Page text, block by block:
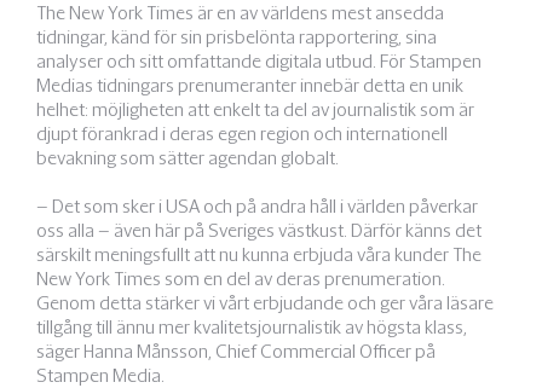
The New York Times är en av världens mest ansedda
tidningar, känd för sin prisbelönta rapportering, sina
analyser och sitt omfattande digitala utbud. För Stampen
Medias tidningars prenumeranter innebär detta en unik
helhet: möjligheten att enkelt ta del av journalistik som är
djupt förankrad i deras egen region och internationell
bevakning som sätter agendan globalt.
– Det som sker i USA och på andra håll i världen påverkar
oss alla – även här på Sveriges västkust. Därför känns det
särskilt meningsfullt att nu kunna erbjuda våra kunder The
New York Times som en del av deras prenumeration.
Genom detta stärker vi vårt erbjudande och ger våra läsare
tillgång till ännu mer kvalitetsjournalistik av högsta klass,
säger Hanna Månsson, Chief Commercial Officer på
Stampen Media.